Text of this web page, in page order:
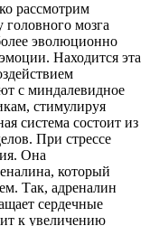
рассмотрим
головного мозга
эволюционно
Находится эта
с миндалевидное
стимулируя
система состоит из
При стрессе
Она
который
Так, адреналин
сердечные
к увеличению